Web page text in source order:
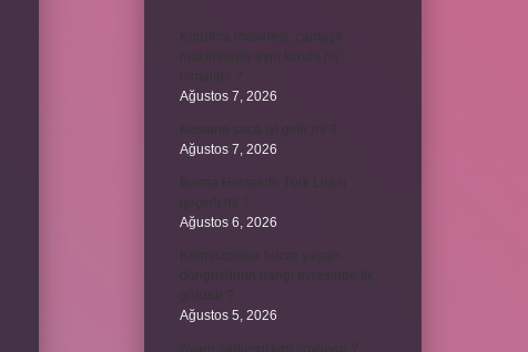
Ağustos 7, 2026
Ağustos 7, 2026
Ağustos 6, 2026
Ağustos 5, 2026